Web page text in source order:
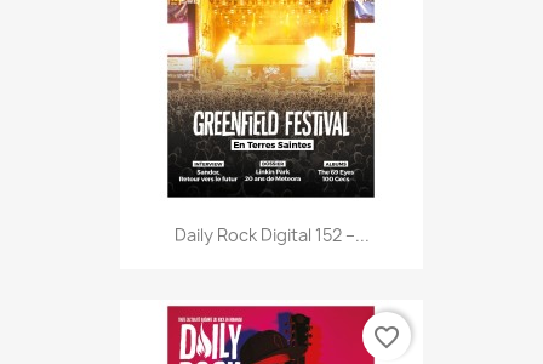
Daily Rock Digital 152 –...
favorite_border